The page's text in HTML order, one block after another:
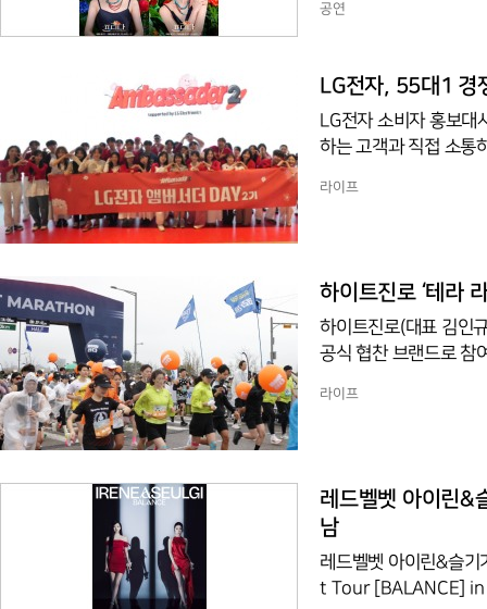
을 담아낸 김소향, 김
생 고통 속에서 살면서
지막 생애를 액자 형식
공연
LG전자, 55대1 경
LG전자 소비자 홍보대
하는 고객과 직접 소통
스 사용 경험을 영상
이들은 20대부터 40
해
라이프
하이트진로 ‘테라
하이트진로(대표 김인
공식 협찬 브랜드로 참
저' 트렌드를 추구하
점을 통과할 수 있도
라이프
레드벨벳 아이린&
남
레드벨벳 아이린&슬기가 첫 단독
t Tour [BALANCE] in